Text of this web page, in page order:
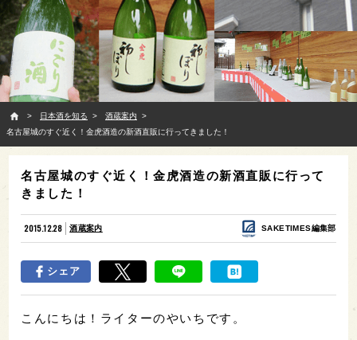
日本酒を知る
酒蔵案内
名古屋城のすぐ近く！金虎酒造の新酒直販に行ってきました！
名古屋城のすぐ近く！金虎酒造の新酒直販に行って
きました！
2015.12.28 酒蔵案内 SAKETIMES編集部
シェア
こんにちは！ライターのやいちです。